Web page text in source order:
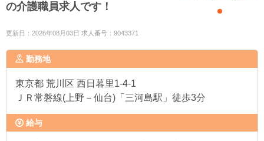
の介護職員求人です！
更新日：2026年08月03日 求人番号：9043371
勤務地
東京都 荒川区 西日暮里1-4-1
ＪＲ常磐線(上野－仙台)「三河島駅」徒歩3分
給与